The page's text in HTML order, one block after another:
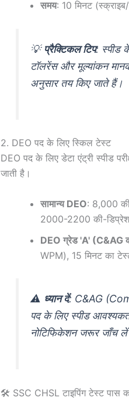
समय: 10 मिनट (स्क्राइब/
💡 प्रैक्टिकल टिप: स्पीड
टॉलरेंस और मूल्यांकन
अनुसार तय किए जाते हैं।
2. DEO पद के लिए स्किल टेस्ट
DEO पद के लिए डेटा एंट्री स्पीड
जाती है।
सामान्य DEO: 8,000
2000-2200 की-
DEO ग्रेड 'A' (C&AG
WPM), 15 मिनट का
⚠️ ध्यान दें: C&AG
पद के लिए स्पीड
नोटिफिकेशन जरूर जाँच
🛠️ SSC CHSL टाइपिंग टेस्ट पास